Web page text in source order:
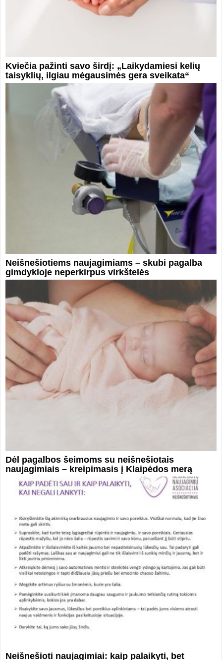
Kviečia pažinti savo širdį: „Laikydamiesi kelių
taisyklių, ilgiau mėgausimės gera sveikata“
Neišnešiotiems naujagimiams – skubi pagalba
gimdykloje neperkirpus virkštelės
Dėl pagalbos šeimoms su neišnešiotais
naujagimiais – kreipimasis į Klaipėdos merą
Neišnešioti naujagimiai: kaip palaikyti, bet